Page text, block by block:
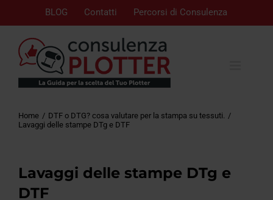
BLOG Contatti Percorsi di Consulenza
Home
DTF o DTG? cosa valutare per la stampa su tessuti.
Lavaggi delle stampe DTg e DTF
Lavaggi delle stampe DTg e
DTF